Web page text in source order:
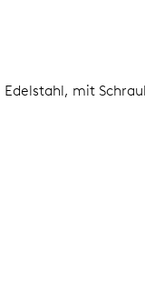
Edelstahl, mit